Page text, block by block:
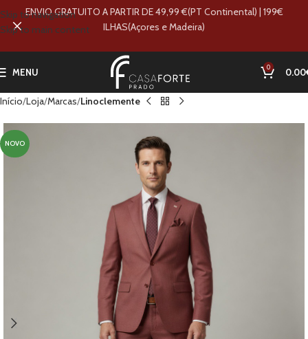
Skip to navigation
Skip to main content
MENU 0 0.00
Início Loja Marcas Linoclemente
NOVO
ENVIO GRATUITO A PARTIR DE 49,99 €(PT Continental) | 199€
ILHAS(Açores e Madeira)